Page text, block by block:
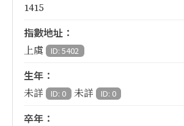
1415
指數地址：
上虞 ID: 5402
生年：
未詳 ID: 0 未詳 ID: 0
卒年：